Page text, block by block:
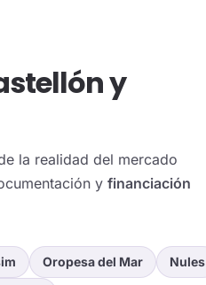
y
la realidad del mercado
y financiación
Oropesa del Mar Nules